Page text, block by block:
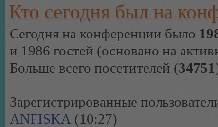
Кто сегодня был на
Сегодня на конференции было
и 1986 гостей (основано на
Больше всего посетителей (34751
Зарегистрированные
ANFISKA (10:27)